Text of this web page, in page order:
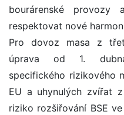
bourárenské
respektovat nové
Pro dovoz masa z
úprava od 1. dubna
specifického rizikového
EU a uhynulých zvířat
riziko rozšiřování BSE